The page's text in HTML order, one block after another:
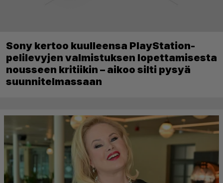
Sony kertoo kuulleensa PlayStation-
pelilevyjen valmistuksen lopettamisesta
nousseen kritiikin – aikoo silti pysyä
suunnitelmassaan